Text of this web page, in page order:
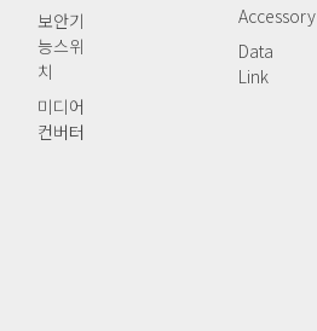
보안기
능스위
치
미디어
컨버터
Accessory
Data
Link